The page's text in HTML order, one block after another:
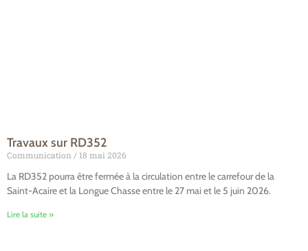
Travaux sur RD352
Communication 18 mai 2026
La RD352 pourra être fermée à la circulation entre le carrefour de la
Saint-Acaire et la Longue Chasse entre le 27 mai et le 5 juin 2026.
Lire la suite »